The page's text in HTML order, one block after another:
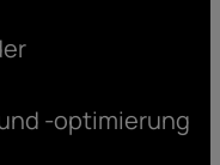
-optimierung